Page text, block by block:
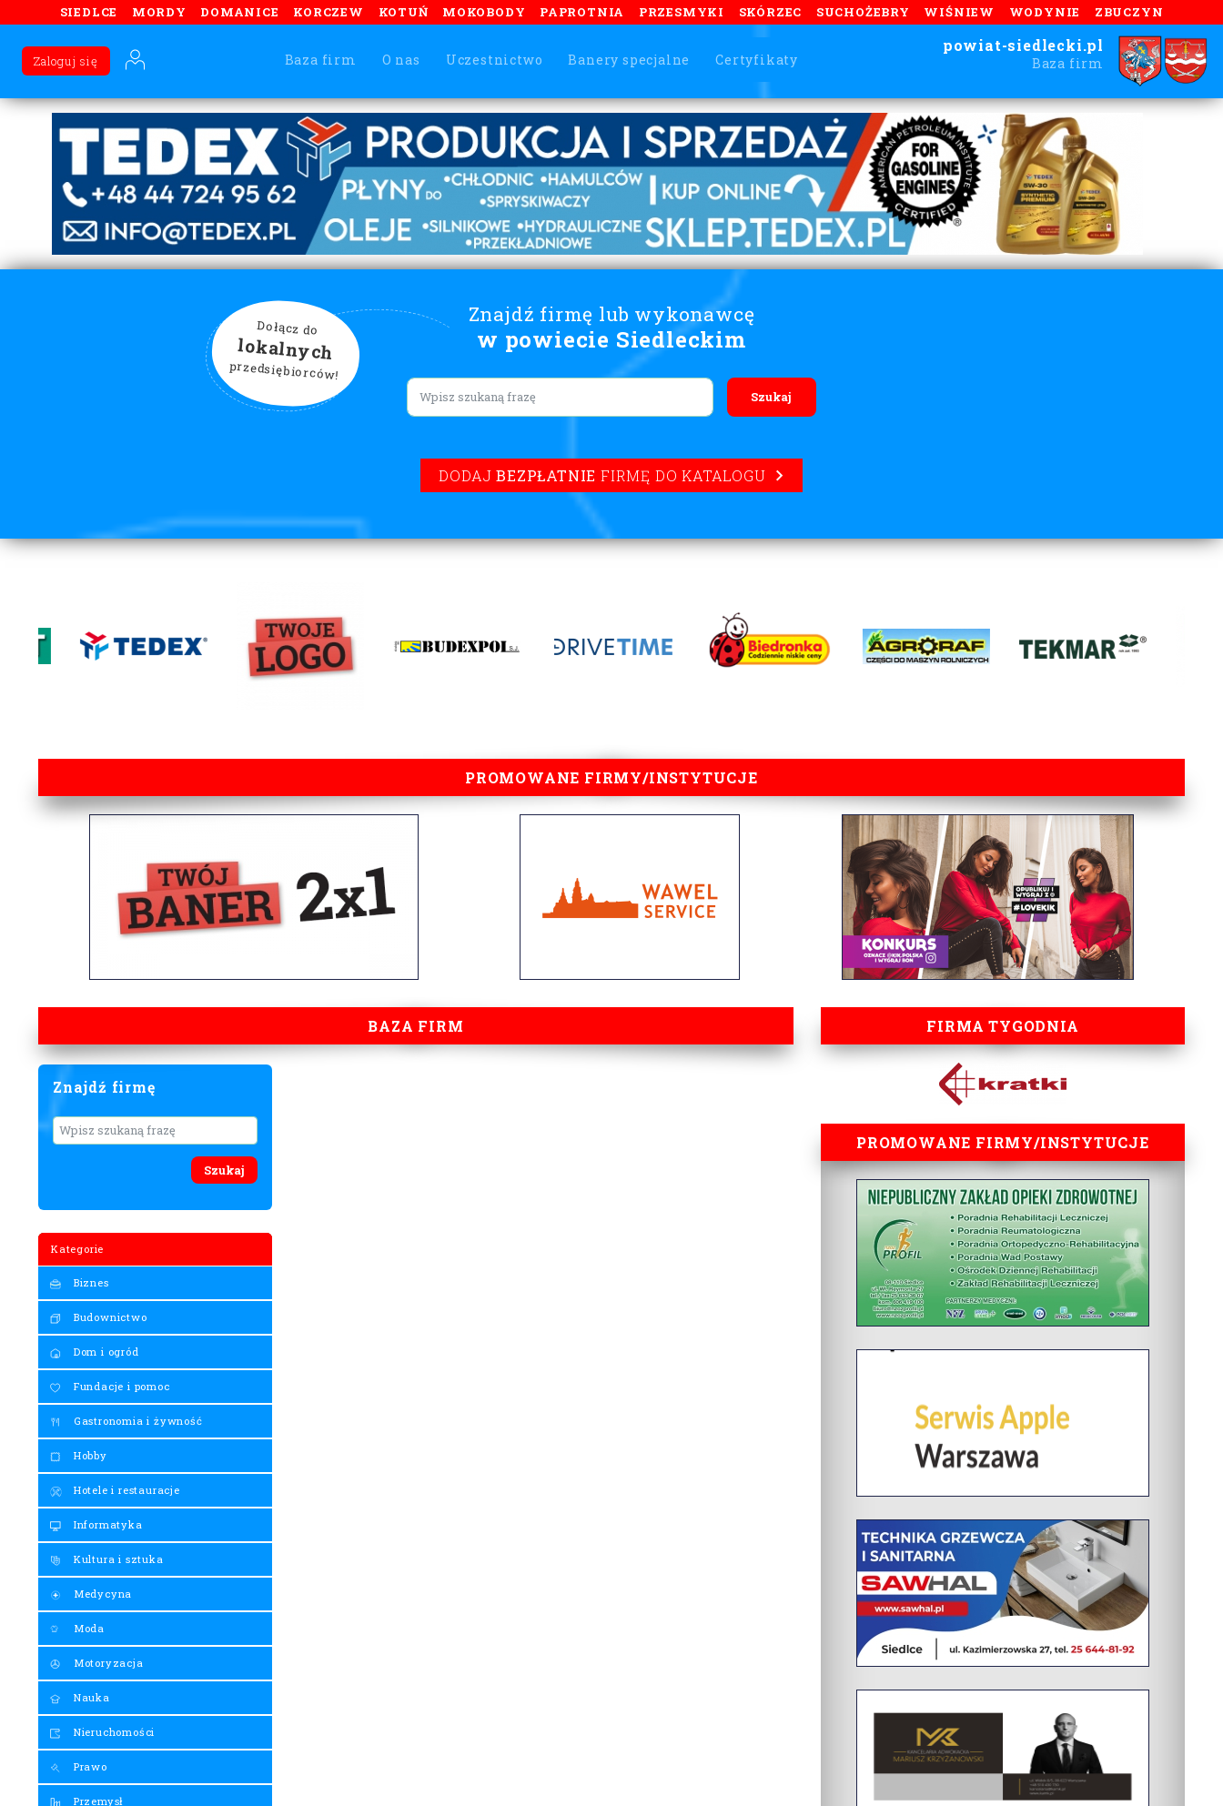
SIEDLCE MORDY DOMANICE KORCZEW KOTUŃ MOKOBODY PAPROTNIA PRZESMYKI SKÓRZEC SUCHOŻEBRY WIŚNIEW WODYNIE ZBUCZYN
Baza firm O nas Uczestnictwo Banery specjalne Certyfikaty
Zaloguj się
powiat-siedlecki.pl
Baza firm
Znajdź firmę lub wykonawcę
w powiecie Siedleckim
Dołącz do
lokalnych
przedsiębiorców!
Lorem ipsum
DODAJBEZPŁATNIE FIRMĘ DO KATALOGU
lorem ipsum
PROMOWANE FIRMY/INSTYTUCJE
BAZA FIRM
Znajdź firmę
Wyszukaj
Kategorie
Biznes
Budownictwo
Dom i ogród
Fundacje i pomoc
Gastronomia i żywność
Hobby
Hotele i restauracje
Informatyka
Kultura i sztuka
Medycyna
Moda
Motoryzacja
Nauka
Nieruchomości
Prawo
Przemysł
FIRMA TYGODNIA
PROMOWANE FIRMY/INSTYTUCJE